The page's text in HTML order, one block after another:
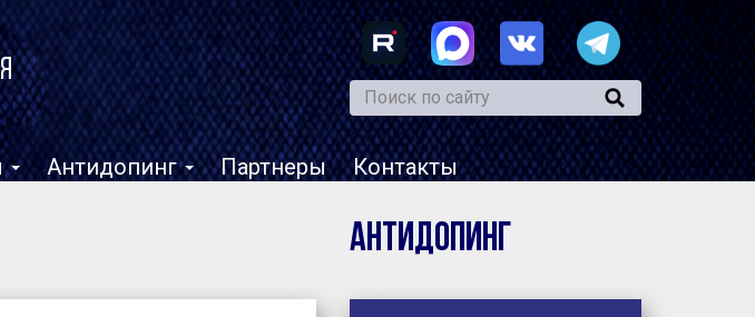
Антидопинг Партнеры Контакты
Антидопинг